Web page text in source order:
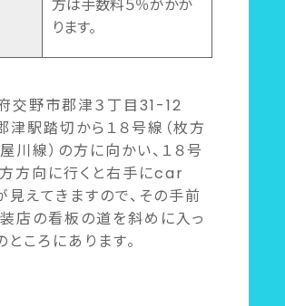
方は手数料５％がかか
ります。
交野市郡津３丁目31-12
津駅踏切から１８号線（枚方
川線）の方に向かい、１８号
方向に行くと右手にcar
えてきますので、その手前
店の看板の道を斜めに入っ
ところにあります。